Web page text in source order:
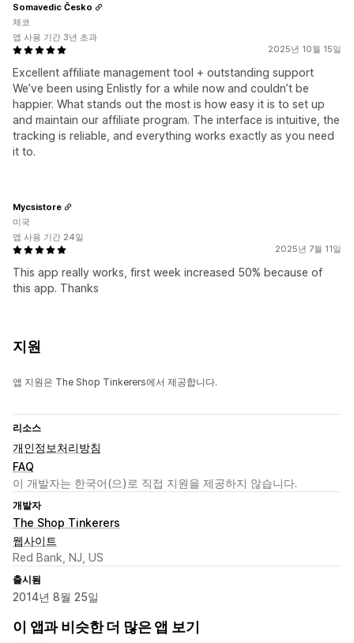
2025년 10월 15일
Excellent affiliate management tool + outstanding support
We’ve been using Enlistly for a while now and couldn’t be
happier. What stands out the most is how easy it is to set up
and maintain our affiliate program. The interface is intuitive, the
tracking is reliable, and everything works exactly as you need
it to.
Somavedic Česko
체코
앱 사용 기간 3년 초과
2025년 7월 11일
This app really works, first week increased 50% because of
this app. Thanks
Mycsistore
미국
앱 사용 기간 24일
지원
앱 지원은 The Shop Tinkerers에서 제공합니다.
리소스
개인정보처리방침
FAQ
이 개발자는 한국어(으)로 직접 지원을 제공하지 않습니다.
개발자
The Shop Tinkerers
웹사이트
Red Bank, NJ, US
출시됨
2014년 8월 25일
이 앱과 비슷한 더 많은 앱 보기